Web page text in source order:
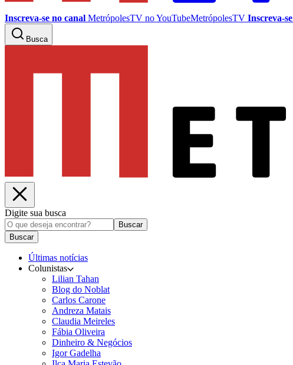
Inscreva-se no canal MetrópolesTV noYouTubeMetrópolesTV Inscreva-se
Busca
Digite sua busca
Buscar
Buscar
Últimas notícias
Colunistas
Lilian Tahan
Blog do Noblat
Carlos Carone
Andreza Matais
Claudia Meireles
Fábia Oliveira
Dinheiro & Negócios
Igor Gadelha